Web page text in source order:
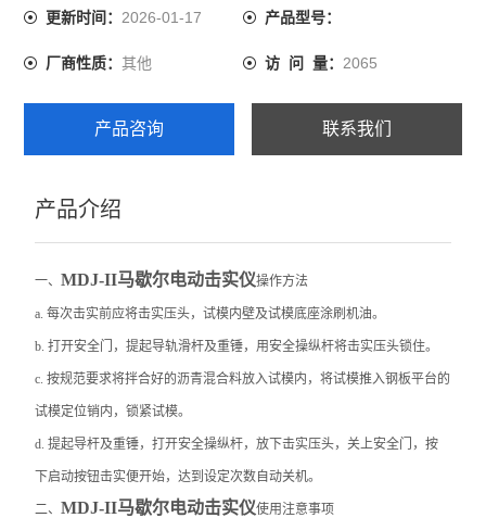
沥青混合料动态疲劳试验机
电动砂当量试验仪
乳化沥青稠度试验仪
细集料测定仪
层间粘结直剪试验仪
层间粘结专用拉拔仪
层间粘结扭剪试验仪
沥青旋转压实仪
乳化沥青湿轮磨耗试验仪
更新时间：2026-01-17 产品型号：
厂商性质：其他 访 问 量： 2065
产品咨询 联系我们
产品介绍
一、MDJ-II马歇尔电动击实仪操作方法
a. 每次击实前应将击实压头，试模内壁及试模底座涂刷机油。
b. 打开安全门，提起导轨滑杆及重锤，用安全操纵杆将击实压头锁住。
c. 按规范要求将拌合好的沥青混合料放入试模内，将试模推入钢板平台的
试模定位销内，锁紧试模。
d. 提起导杆及重锤，打开安全操纵杆，放下击实压头，关上安全门，按
下启动按钮击实便开始，达到设定次数自动关机。
二、MDJ-II马歇尔电动击实仪使用注意事项